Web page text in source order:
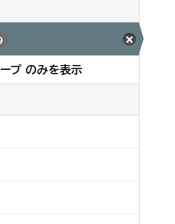
プ のみを表示